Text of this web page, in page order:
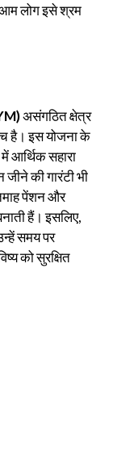
आम लोग इसे श्रम
असंगठित क्षेत्र
है। इस योजना के
आर्थिक सहारा
की गारंटी भी
पेंशन और
हैं। इसलिए,
समय पर
को सुरक्षित